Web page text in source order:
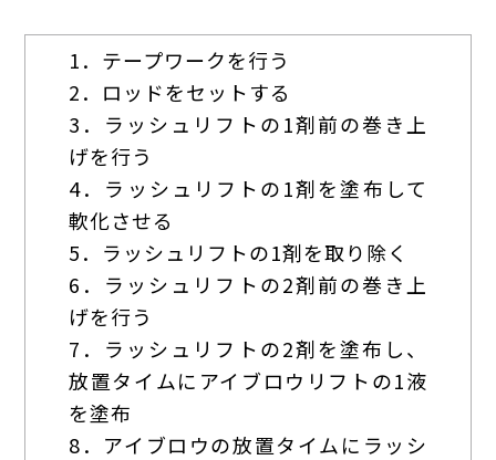
1．テープワークを行う
2．ロッドをセットする
3．ラッシュリフトの1剤前の巻き上
げを行う
4．ラッシュリフトの1剤を塗布して
軟化させる
5．ラッシュリフトの1剤を取り除く
6．ラッシュリフトの2剤前の巻き上
げを行う
7．ラッシュリフトの2剤を塗布し、
放置タイムにアイブロウリフトの1液
を塗布
8．アイブロウの放置タイムにラッシ